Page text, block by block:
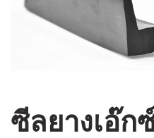
ซีลยางเอ๊ก